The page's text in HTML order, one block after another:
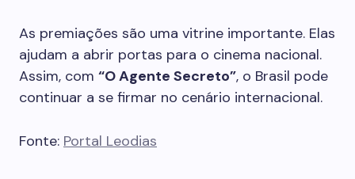
As premiações são uma vitrine importante. Elas
ajudam a abrir portas para o cinema nacional.
Assim, com “O Agente Secreto”, o Brasil pode
continuar a se firmar no cenário internacional.
Fonte: Portal Leodias